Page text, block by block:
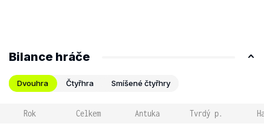
Bilance hráče
Dvouhra Čtyřhra Smíšené čtyřhry
Rok Celkem Antuka Tvrdý p.